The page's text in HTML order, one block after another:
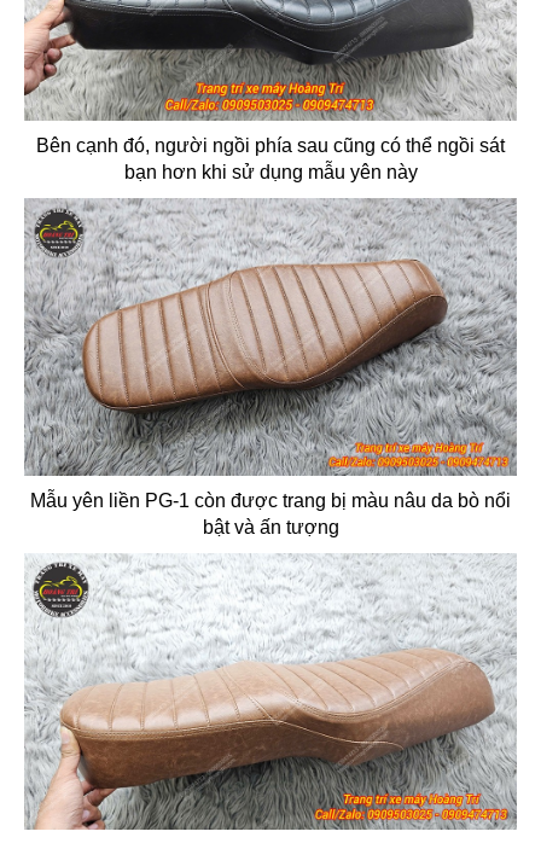
Bên cạnh đó, người ngồi phía sau cũng có thể ngồi sát
bạn hơn khi sử dụng mẫu yên này
Mẫu yên liền PG-1 còn được trang bị màu nâu da bò nổi
bật và ấn tượng